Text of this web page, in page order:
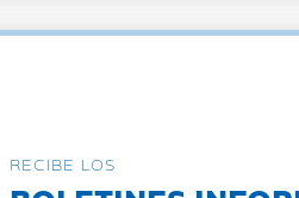
RECIBE LOS